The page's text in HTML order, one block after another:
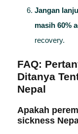
Jangan
masih 60%
recovery.
FAQ:
Ditanya
Nepal
Apakah
sickness